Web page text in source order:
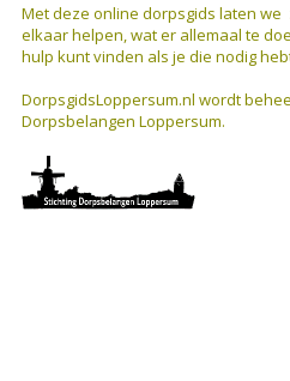
Met deze online dorpsgids laten we
elkaar helpen, wat er allemaal te
hulp kunt vinden als je die nodig
DorpsgidsLoppersum.nl wordt
Dorpsbelangen Loppersum.